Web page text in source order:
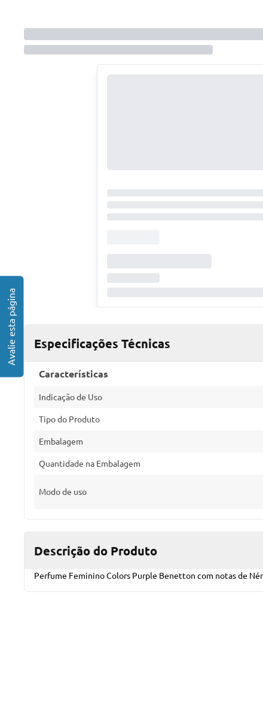
Especificações Técnicas
Características
Indicação de Uso
Tipo do Produto
Embalagem
Quantidade na Embalagem
Modo de uso
Descrição do Produto
Perfume Feminino Colors Purple Benetton com notas de